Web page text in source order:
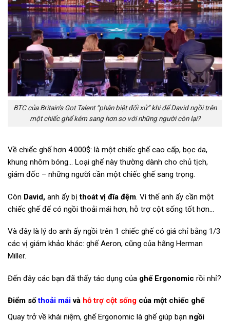
BTC của Britain’s Got Talent “phân biệt đối xử” khi để David ngồi trên
một chiếc ghế kém sang hơn so với những người còn lại?
Về chiếc ghế hơn 4.000$: là một chiếc ghế cao cấp, bọc da,
khung nhôm bóng… Loại ghế này thường dành cho chủ tịch,
giám đốc – những người cần một chiếc ghế sang trọng.
Còn David, anh ấy bịthoát vị đĩa đệm. Vì thế anh ấy cần một
chiếc ghế để có ngồi thoải mái hơn, hỗ trợ cột sống tốt hơn…
Và đây là lý do anh ấy ngồi trên 1 chiếc ghế có giá chỉ bằng 1/3
các vị giám khảo khác: ghế Aeron, cũng của hãng Herman
Miller.
Đến đây các bạn đã thấy tác dụng của ghế Ergonomic rồi nhỉ?
Điểm sốthoải máivà hỗ trợ cột sống của một chiếc ghế
Quay trở về khái niệm, ghế Ergonomic là ghế giúp bạn ngồi